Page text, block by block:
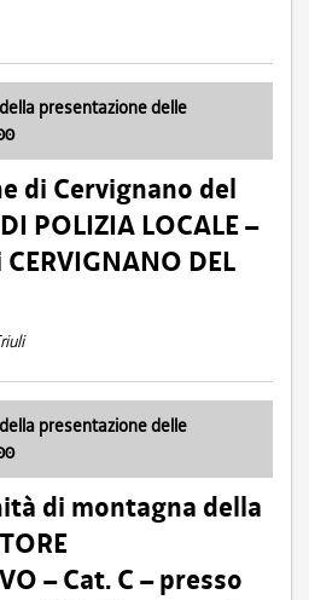
presentazione delle
di Cervignano del
POLIZIA LOCALE –
DEL
presentazione delle
di montagna della
– Cat. C – presso